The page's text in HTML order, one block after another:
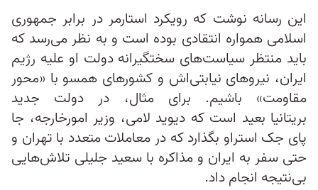
این رسانه نوشت که رویکرد استارمر در برابر جمهوری
اسلامی همواره انتقادی بوده است و به نظر می‌رسد که
باید منتظر سیاست‌های سختگیرانه دولت او علیه رژیم
ایران، نیروهای نیابتی‌اش و کشورهای همسو با «محور
مقاومت» باشیم. برای مثال، در دولت جدید
بریتانیا بعید است که دیوید لامی، وزیر امورخارجه، جا
پای جک استراو بگذارد که در معاملات متعدد با تهران و
حتی سفر به ایران و مذاکره با سعید جلیلی تلاش‌هایی
بی‌نتیجه انجام داد.